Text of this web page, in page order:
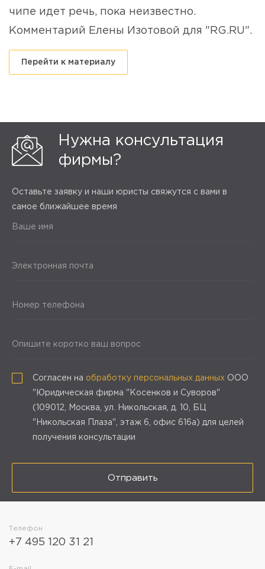
чипе идет речь, пока неизвестно.
Комментарий Елены Изотовой для "RG.RU".
Перейти к материалу
Нужна консультация
фирмы?
Оставьте заявку и наши юристы свяжутся с вами в
самое ближайшее время
Ваше имя
Электронная почта
Номер телефона
Опишите коротко ваш вопрос
Согласен на обработку персональных данных ООО
"Юридическая фирма "Косенков и Суворов"
(109012, Москва, ул. Никольская, д. 10, БЦ
"Никольская Плаза", этаж 6, офис 616а) для целей
получения консультации
Отправить
Телефон
+7 495 120 31 21